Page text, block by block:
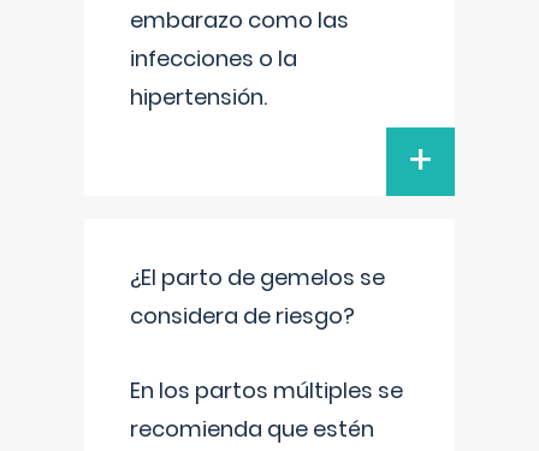
embarazo como las
infecciones o la
hipertensión.
+
¿El parto de gemelos se
considera de riesgo?
En los partos múltiples se
recomienda que estén